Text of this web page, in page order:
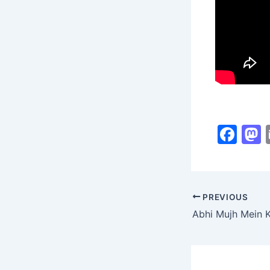
F
e
b
PREVIOUS
Abhi Mujh Mein